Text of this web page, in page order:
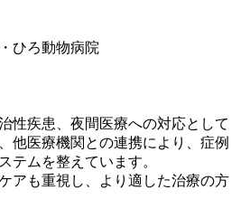
性疾患、夜間医療への対応として
他医療機関との連携により、症例
テムを整えています。
アも重視し、より適した治療の方